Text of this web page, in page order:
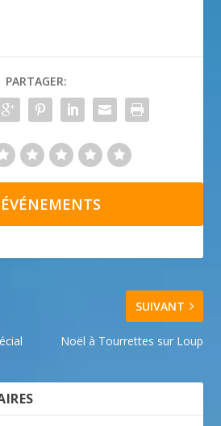
PARTAGER:
SUIVANT
Noël à Tourrettes sur Loup